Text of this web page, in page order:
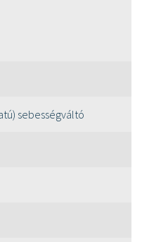
sebességváltó